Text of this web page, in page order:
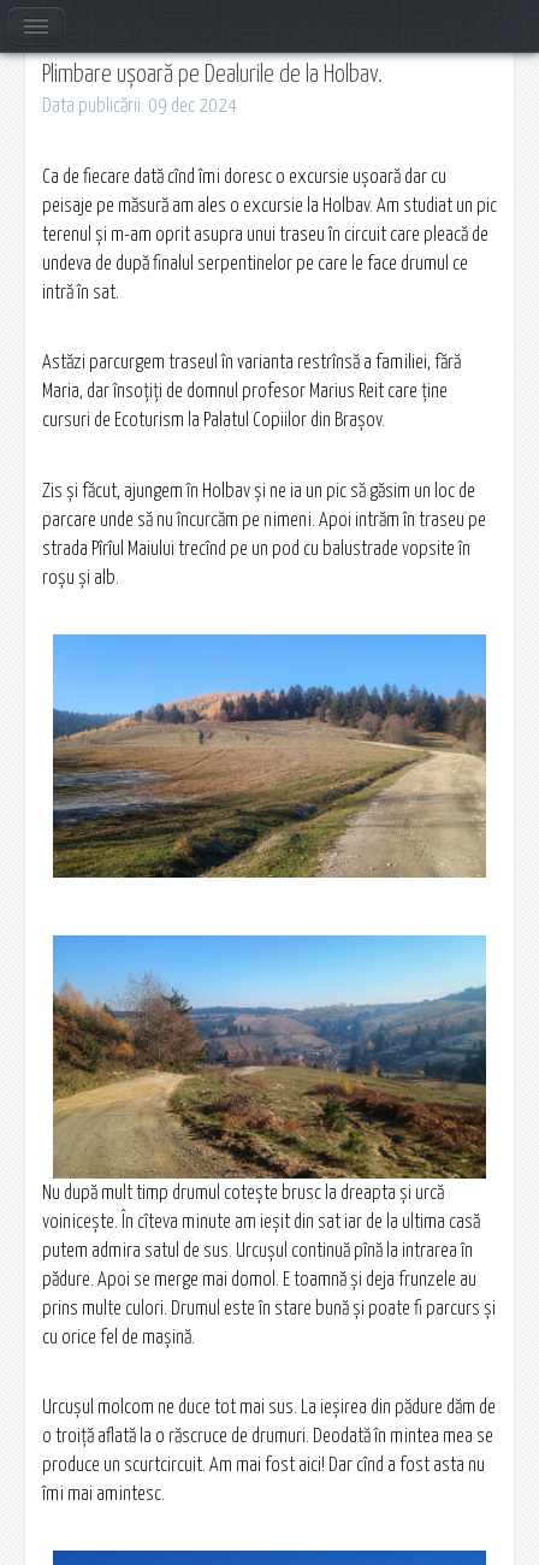
Plimbare ușoară pe Dealurile de la Holbav.
Data publicării: 09 dec 2024
Ca de fiecare dată cînd îmi doresc o excursie ușoară dar cu
peisaje pe măsură am ales o excursie la Holbav. Am studiat un pic
terenul și m-am oprit asupra unui traseu în circuit care pleacă de
undeva de după finalul serpentinelor pe care le face drumul ce
intră în sat.
Astăzi parcurgem traseul în varianta restrînsă a familiei, fără
Maria, dar însoțiți de domnul profesor Marius Reit care ține
cursuri de Ecoturism la Palatul Copiilor din Brașov.
Zis și făcut, ajungem în Holbav și ne ia un pic să găsim un loc de
parcare unde să nu încurcăm pe nimeni. Apoi intrăm în traseu pe
strada Pîrîul Maiului trecînd pe un pod cu balustrade vopsite în
roșu și alb.
Nu după mult timp drumul cotește brusc la dreapta și urcă
voinicește. În cîteva minute am ieșit din sat iar de la ultima casă
putem admira satul de sus. Urcușul continuă pînă la intrarea în
pădure. Apoi se merge mai domol. E toamnă și deja frunzele au
prins multe culori. Drumul este în stare bună și poate fi parcurs și
cu orice fel de mașină.
Urcușul molcom ne duce tot mai sus. La ieșirea din pădure dăm de
o troiță aflată la o răscruce de drumuri. Deodată în mintea mea se
produce un scurtcircuit. Am mai fost aici! Dar cînd a fost asta nu
îmi mai amintesc.